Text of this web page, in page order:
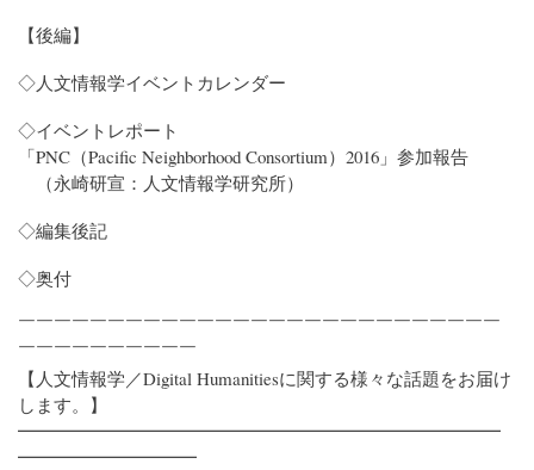
【後編】
◇人文情報学イベントカレンダー
◇イベントレポート
「PNC（Pacific Neighborhood Consortium）2016」参加報告
（永崎研宣：人文情報学研究所）
◇編集後記
◇奥付
￣￣￣￣￣￣￣￣￣￣￣￣￣￣￣￣￣￣￣￣￣￣￣￣￣￣￣
￣￣￣￣￣￣￣￣￣￣
【人文情報学／Digital Humanitiesに関する様々な話題をお届け
します。】
━━━━━━━━━━━━━━━━━━━━━━━━━━━
━━━━━━━━━━